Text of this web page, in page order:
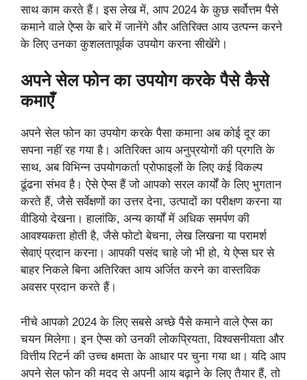
साथ काम करते हैं। इस लेख में, आप 2024 के कुछ सर्वोत्तम पैसे
कमाने वाले ऐप्स के बारे में जानेंगे और अतिरिक्त आय उत्पन्न करने
के लिए उनका कुशलतापूर्वक उपयोग करना सीखेंगे।
अपने सेल फोन का उपयोग करके पैसे कैसे
कमाएँ
अपने सेल फोन का उपयोग करके पैसा कमाना अब कोई दूर का
सपना नहीं रह गया है। अतिरिक्त आय अनुप्रयोगों की प्रगति के
साथ, अब विभिन्न उपयोगकर्ता प्रोफाइलों के लिए कई विकल्प
ढूंढना संभव है। ऐसे ऐप्स हैं जो आपको सरल कार्यों के लिए भुगतान
करते हैं, जैसे सर्वेक्षणों का उत्तर देना, उत्पादों का परीक्षण करना या
वीडियो देखना। हालांकि, अन्य कार्यों में अधिक समर्पण की
आवश्यकता होती है, जैसे फोटो बेचना, लेख लिखना या परामर्श
सेवाएं प्रदान करना। आपकी पसंद चाहे जो भी हो, ये ऐप्स घर से
बाहर निकले बिना अतिरिक्त आय अर्जित करने का वास्तविक
अवसर प्रदान करते हैं।
नीचे आपको 2024 के लिए सबसे अच्छे पैसे कमाने वाले ऐप्स का
चयन मिलेगा। इन ऐप्स को उनकी लोकप्रियता, विश्वसनीयता और
वित्तीय रिटर्न की उच्च क्षमता के आधार पर चुना गया था। यदि आप
अपने सेल फोन की मदद से अपनी आय बढ़ाने के लिए तैयार हैं, तो